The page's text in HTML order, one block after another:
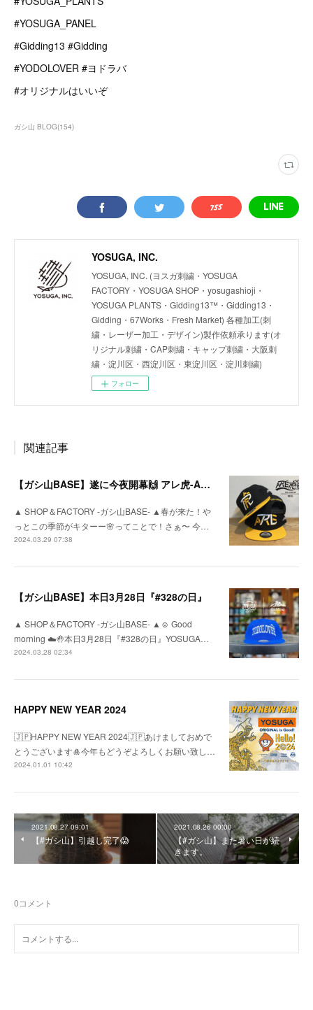
#YOSUGA_PANEL
#Gidding13 #Gidding
#YODOLOVER #ヨドラバ
#オリジナルはいいぞ
ガシ山 BLOG(154)
YOSUGA, INC.
YOSUGA, INC. (ヨスガ刺繍・YOSUGA
FACTORY・YOSUGA SHOP・yosugashioji・
YOSUGA PLANTS・Gidding13™・Gidding13・
Gidding・67Works・Fresh Market) 各種加工(刺
繍・レーザー加工・デザイン)製作依頼承ります(オ
リジナル刺繍・CAP刺繍・キャップ刺繍・大阪刺
繍・淀川区・西淀川区・東淀川区・淀川刺繍)
フォロー
関連記事
【ガシ山BASE】遂に今夜開幕🙌 アレ虎-ARETORA-
▲ SHOP＆FACTORY -ガシ山BASE- ▲春が来た！や
っとこの季節がキターー🌸ってことで！さぁ〜 今…
2024.03.29 07:38
【ガシ山BASE】本日3月28日『#328の日』
▲ SHOP＆FACTORY -ガシ山BASE- ▲☺︎ Good
morning ☁️🤚本日3月28日『#328の日』YOSUGA…
2024.03.28 02:34
HAPPY NEW YEAR 2024
🇯🇵HAPPY NEW YEAR 2024🇯🇵あけましておめで
とうございます🎍今年もどうぞよろしくお願い致し…
2024.01.01 10:42
2021.08.27 09:01
【#ガシ山】引越し完了😱
2021.08.26 00:00
【#ガシ山】また暑い日が続
きます。
0コメント